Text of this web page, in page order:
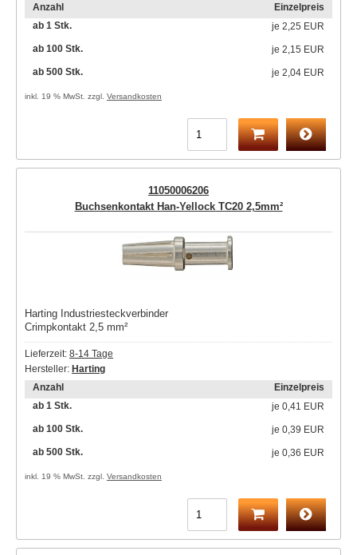
Anzahl
Einzelpreis
ab 1 Stk.
je 2,25 EUR
ab 100 Stk.
je 2,15 EUR
ab 500 Stk.
je 2,04 EUR
inkl. 19 % MwSt. zzgl. Versandkosten
11050006206
Buchsenkontakt Han-Yellock TC20 2,5mm²
Harting Industriesteckverbinder
Crimpkontakt 2,5 mm²
Lieferzeit: 8-14 Tage
Hersteller: Harting
Anzahl
Einzelpreis
ab 1 Stk.
je 0,41 EUR
ab 100 Stk.
je 0,39 EUR
ab 500 Stk.
je 0,36 EUR
inkl. 19 % MwSt. zzgl. Versandkosten